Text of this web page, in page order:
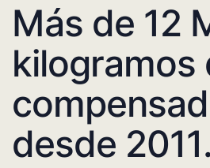
Más de 12
kilogramos
desde 2011.